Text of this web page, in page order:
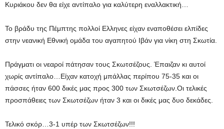
Κυριάκου δεν θα είχε αντίπαλο για καλύτερη εναλλακτική…
Το βράδυ της Πέμπτης πολλοί Ελληνες είχαν εναποθέσει ελπίδες
στην νεανική Εθνική ομάδα του αγαπητού Ιβάν για νίκη στη Σκωτία.
Πράγματι οι νεαροί πάτησαν τους Σκωτσέζους. Έπαιζαν κι αυτοί
χωρίς αντίπαλο…Είχαν κατοχή μπάλλας περίπου 75-35 και οι
πάσσες ήταν 600 δικές μας προς 300 των Σκωτσέζων.Οι τελικές
προσπάθειες των Σκωτσέζων ήταν 3 και οι δικές μας δυο δεκάδες.
Τελικό σκόρ…3-1 υπέρ των Σκωτσέζων!!!